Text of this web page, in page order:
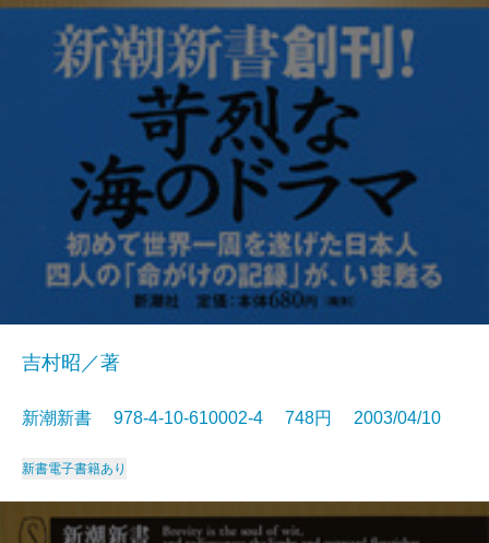
吉村昭／著
新潮新書 978-4-10-610002-4 748円 2003/04/10
新書電子書籍あり